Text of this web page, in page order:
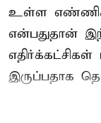
உள்ள
என்பதுதான்
இருப்பதாக